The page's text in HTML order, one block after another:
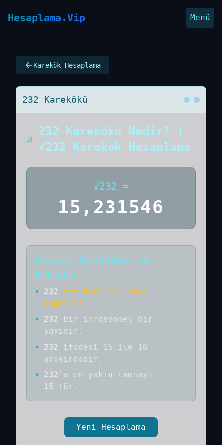
Hesaplama.Vip Menü
Karekök Hesaplama
232 Karekökü
232 Karekökü Nedir? |
√232 Karekök Hesaplama
√232 =
15,231546
Sayısal Özellikler ve
Detaylar
• 232
tam kare bir sayı
değildir .
•
232 bir
irrasyonel bir
sayıdır .
•
232
ifadesi 15 ile 16
arasındadır.
•
232 'a en yakın tamsayı
15 'tür.
Yeni Hesaplama